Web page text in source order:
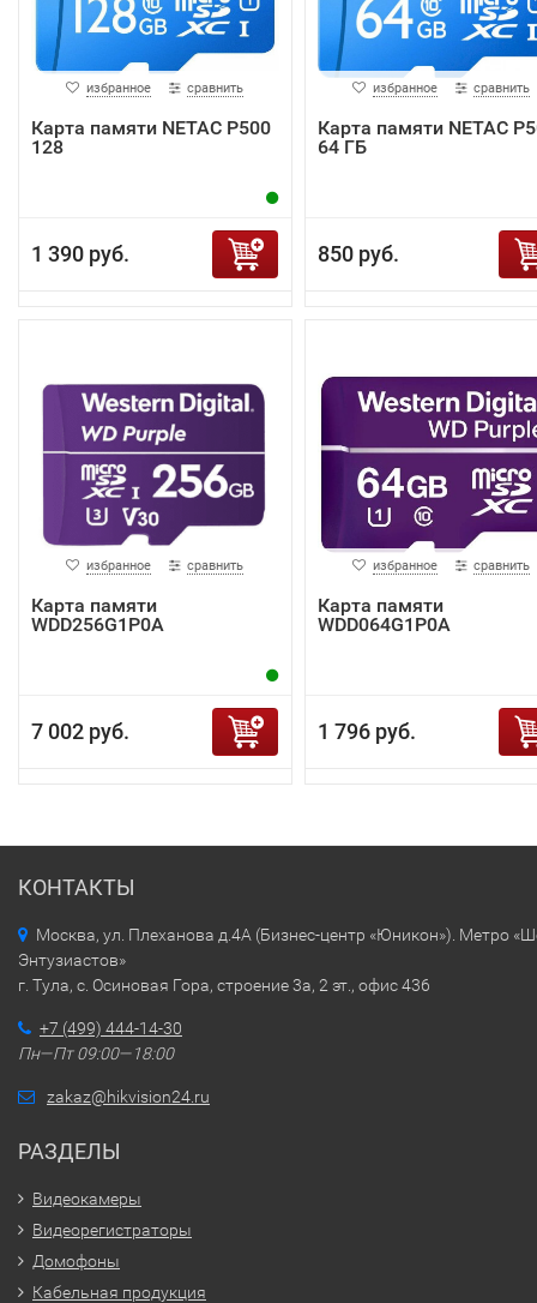
избранное сравнить
Карта памяти NETAC P500
128
1 390 руб.
избранное сравнить
Карта памяти NETAC
64 ГБ
850 руб.
избранное сравнить
Карта памяти
WDD256G1P0A
7 002 руб.
избранное сравнить
Карта памяти
WDD064G1P0A
1 796 руб.
КОНТАКТЫ
Москва, ул. Плеханова д.4А (Бизнес-центр «Юникон»). Метро
Энтузиастов»
г. Тула, с. Осиновая Гора, строение 3а, 2 эт., офис 436
+7 (499) 444-14-30
Пн—Пт 09:00—18:00
zakaz@hikvision24.ru
РАЗДЕЛЫ
Видеокамеры
Видеорегистраторы
Домофоны
Кабельная продукция